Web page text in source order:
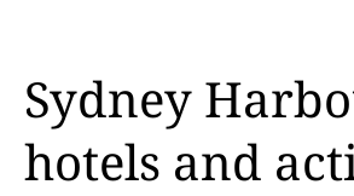
Sydney
hotels and